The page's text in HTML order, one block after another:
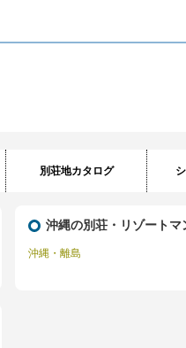
別荘地カタログ
沖縄の別荘・リゾートマ
沖縄・離島